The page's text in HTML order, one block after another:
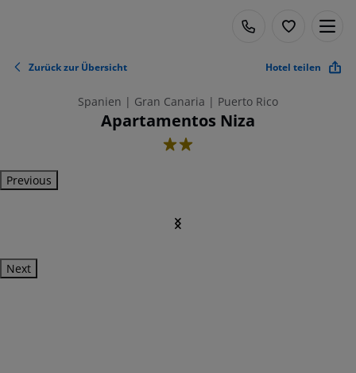
Zurück zur Übersicht Hotel teilen
Spanien | Gran Canaria | Puerto Rico
Apartamentos Niza
2
Previous
Next